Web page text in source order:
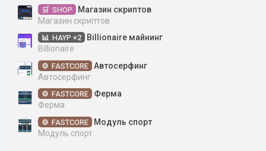
SHOP
Магазин скриптов
Магазин скриптов
HAYP ×2
Billionaire майнинг
Billionaire
FASTCORE Автосерфинг
Автосерфинг
FASTCORE
Ферма
Ферма
FASTCORE
Модуль спорт
Модуль спорт